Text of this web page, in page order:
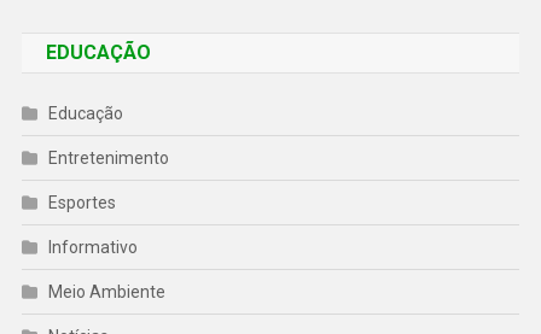
EDUCAÇÃO
Educação
Entretenimento
Esportes
Informativo
Meio Ambiente